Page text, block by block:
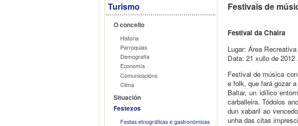
Turismo
O concello
Historia
Parroquias
Demografía
Economía
Comunicacións
Clima
Situación
Festexos
Festas etnográficas e gastronómicas
Festivais de
Festival da Chaira
Lugar: Área
Data: 21 xullo de
Festival de música
e folk, que fará gozar
Baltar, un idílico
carballeira. Tódolos
dun xabaril ao
unha das citas